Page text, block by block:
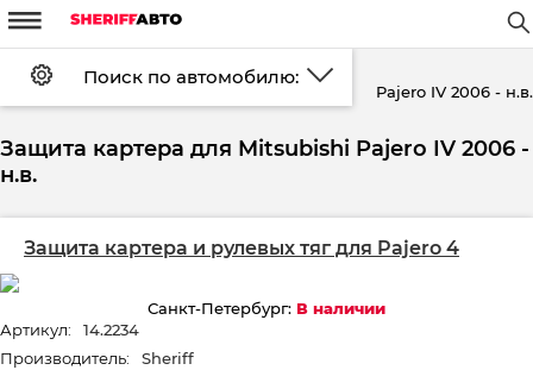
Установка FAQ Оплата
Доставка Контакты
Регистрация
Войти
m
W
#
Поиск по автомобилю: d
Каталог Pajero IV 2006 - н.в.
Защита картера для Mitsubishi Pajero IV 2006 -
н.в.
Защита картера и рулевых тяг для Pajero 4
Санкт-Петербург: В наличии
Артикул:
14.2234
Производитель:
Sheriff